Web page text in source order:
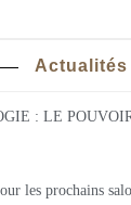
Actualités
: LE
les prochains